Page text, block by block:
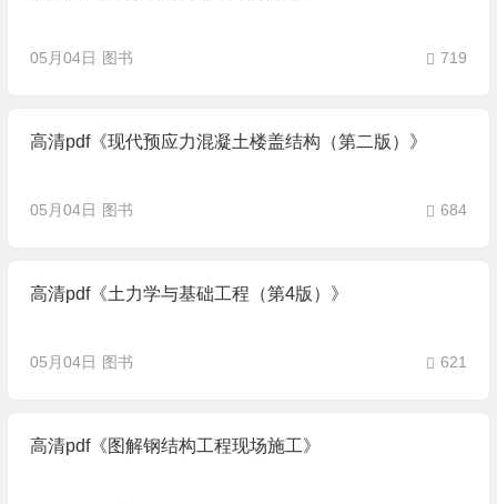
05月04日 图书 719
高清pdf《现代预应力混凝土楼盖结构（第二版）》
05月04日 图书 684
高清pdf《土力学与基础工程（第4版）》
05月04日 图书 621
高清pdf《图解钢结构工程现场施工》